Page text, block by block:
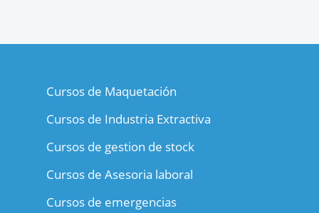
Cursos de Maquetación
Cursos de Industria Extractiva
Cursos de gestion de stock
Cursos de Asesoria laboral
Cursos de emergencias